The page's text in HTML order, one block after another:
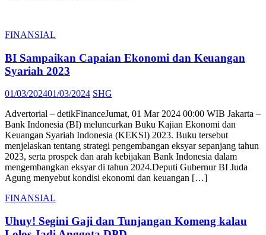
FINANSIAL
BI Sampaikan Capaian Ekonomi dan Keuangan
Syariah 2023
Posted
01/03/202401/03/2024 Author
SHG
Advertorial – detikFinanceJumat, 01 Mar 2024 00:00 WIB Jakarta –
Bank Indonesia (BI) meluncurkan Buku Kajian Ekonomi dan
Keuangan Syariah Indonesia (KEKSI) 2023. Buku tersebut
menjelaskan tentang strategi pengembangan eksyar sepanjang tahun
2023, serta prospek dan arah kebijakan Bank Indonesia dalam
mengembangkan eksyar di tahun 2024.Deputi Gubernur BI Juda
Agung menyebut kondisi ekonomi dan keuangan […]
FINANSIAL
Uhuy! Segini Gaji dan Tunjangan Komeng kalau